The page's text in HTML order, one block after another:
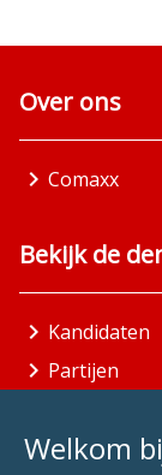
Welkom
Over ons
Comaxx
Bekijk de
Kandidaten
Partijen